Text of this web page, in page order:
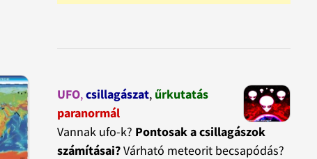
UFO,csillagászat, űrkutatás
paranormál
Vannak ufo-k? Pontosak a csillagászok
számításai?Várható meteorit becsapódás?